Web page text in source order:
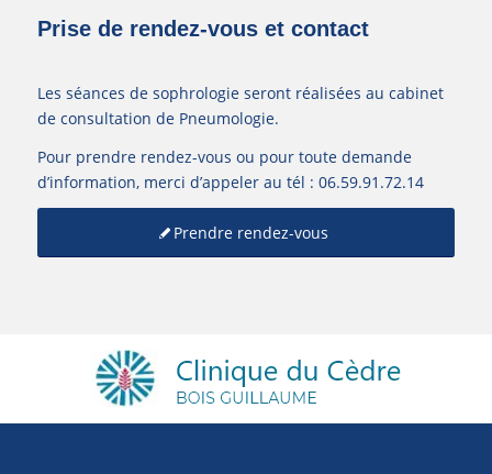
Prise de rendez-vous et contact
Les séances de sophrologie seront réalisées au cabinet
de consultation de Pneumologie.
Pour prendre rendez-vous ou pour toute demande
d’information, merci d’appeler au tél : 06.59.91.72.14
Prendre rendez-vous